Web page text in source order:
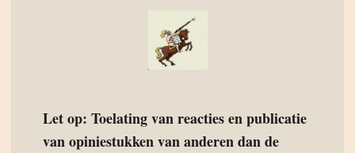
Let op: Toelating van reacties en publicatie
van opiniestukken van anderen dan de